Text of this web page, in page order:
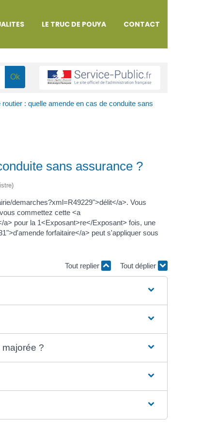
LE TRUC DE POUYA CONTACT
routier : quelle amende en cas de conduite sans
sans assurance ?
demarches?xml=R49229">délit</a>. Vous
commettez cette <a
pour la 1<Exposant>re</Exposant> fois, une
forfaitaire</a> peut s'appliquer sous
Tout replier Tout déplier
?